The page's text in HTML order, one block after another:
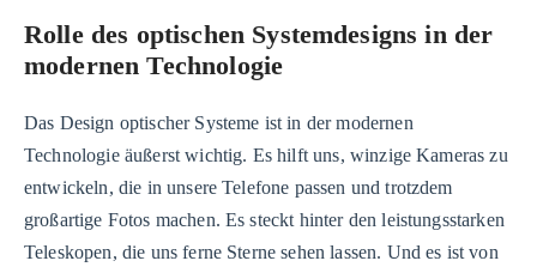
Rolle des optischen Systemdesigns in der
modernen Technologie
Das Design optischer Systeme ist in der modernen
Technologie äußerst wichtig. Es hilft uns, winzige Kameras zu
entwickeln, die in unsere Telefone passen und trotzdem
großartige Fotos machen. Es steckt hinter den leistungsstarken
Teleskopen, die uns ferne Sterne sehen lassen. Und es ist von